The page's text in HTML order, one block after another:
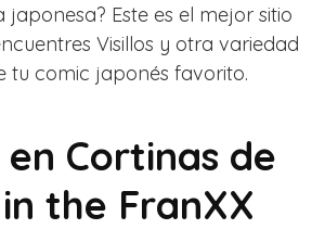
Este es el mejor sitio
Visillos y otra variedad
tu comic japonés favorito.
Cortinas de
the FranXX